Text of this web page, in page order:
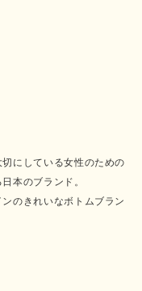
にしている女性のための
本のブランド。
のきれいなボトムブラン